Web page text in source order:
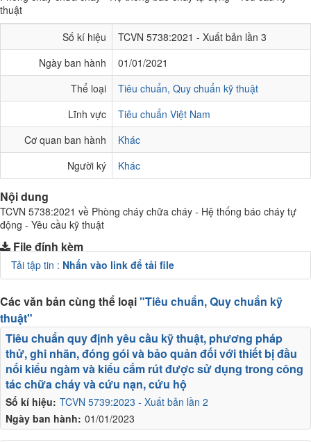
thuật
Số kí hiệu
TCVN 5738:2021 - Xuất bản lần 3
Ngày ban hành
01/01/2021
Thể loại
Tiêu chuẩn, Quy chuẩn kỹ thuật
Lĩnh vực
Tiêu chuẩn Việt Nam
Cơ quan ban hành
Khác
Người ký
Khác
Nội dung
TCVN 5738:2021 về Phòng cháy chữa cháy - Hệ thống báo cháy tự
động - Yêu cầu kỹ thuật
File đính kèm
Tải tập tin : Nhấn vào link để tải file
Các văn bản cùng thể loại"Tiêu chuẩn, Quy chuẩn kỹ
thuật"
Số kí hiệu: TCVN 5739:2023 - Xuất bản lần 2
Ngày ban hành: 01/01/2023
Tiêu chuẩn quy định yêu cầu kỹ thuật, phương pháp
thử, ghi nhãn, đóng gói và bảo quản đối với thiết bị đầu
nối kiểu ngàm và kiểu cắm rút được sử dụng trong công
tác chữa cháy và cứu nạn, cứu hộ